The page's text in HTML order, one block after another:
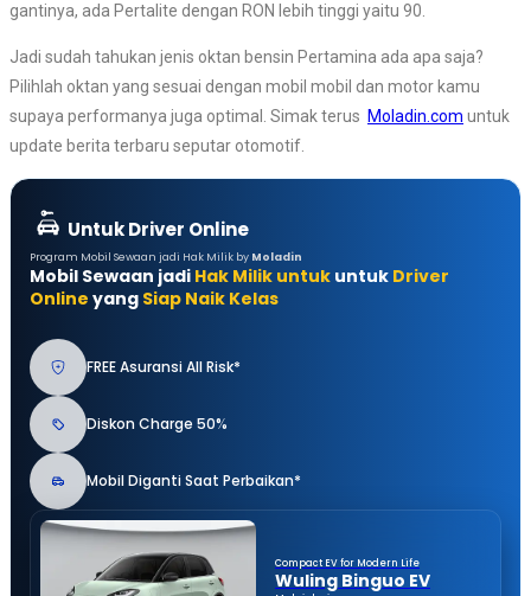
gantinya, ada Pertalite dengan RON lebih tinggi yaitu 90.
Jadi sudah tahukan jenis oktan bensin Pertamina ada apa saja?
Pilihlah oktan yang sesuai dengan mobil mobil dan motor kamu
supaya performanya juga optimal. Simak terus Moladin.com untuk
update berita terbaru seputar otomotif.
Untuk Driver Online
Program Mobil Sewaan jadi Hak Milik by Moladin
Mobil Sewaan jadi Hak Milik untuk untuk Driver
Online yang Siap Naik Kelas
FREE Asuransi All Risk*
Diskon Charge 50%
Mobil Diganti Saat Perbaikan*
Compact EV for Modern Life
Wuling Binguo EV